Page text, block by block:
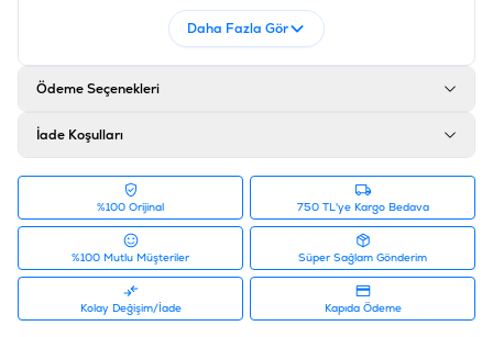
Daha Fazla Gör
Ödeme Seçenekleri
İade Koşulları
%100 Orijinal 750 TL'ye Kargo Bedava
%100 Mutlu Müşteriler Süper Sağlam Gönderim
Kolay Değişim/İade Kapıda Ödeme